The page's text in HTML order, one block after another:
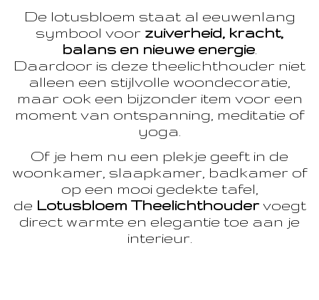
De lotusbloem staat al eeuwenlang
symbool voor zuiverheid, kracht,
balans en nieuwe energie
Daardoor is deze theelichthouder niet
alleen een stijlvolle woondecoratie,
maar ook een bijzonder item voor een
moment van ontspanning, meditatie of
yoga.
Of je hem nu een plekje geeft in de
woonkamer, slaapkamer, badkamer of
op een mooi gedekte tafel,
de Lotusbloem Theelichthoudervoegt
direct warmte en elegantie toe aan je
interieur.